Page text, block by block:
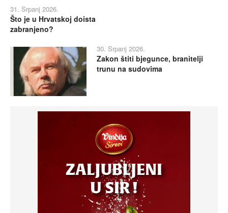
31. Srpanj 2026.
Što je u Hrvatskoj doista
zabranjeno?
30. Srpanj 2026.
Zakon štiti bjegunce, branitelji
trunu na sudovima